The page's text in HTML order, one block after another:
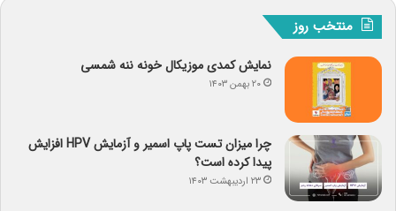
منتخب روز
نمایش کمدی موزیکال خونه ننه شمسی
۲۰ بهمن ۱۴۰۳
چرا میزان تست پاپ اسمیر و آزمایش HPV افزایش
پیدا کرده است؟
۲۳ اردیبهشت ۱۴۰۳